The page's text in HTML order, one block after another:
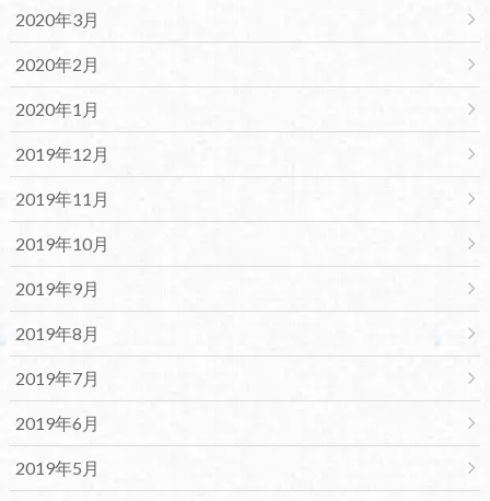
2020年3月
2020年2月
2020年1月
2019年12月
2019年11月
2019年10月
2019年9月
2019年8月
2019年7月
2019年6月
2019年5月